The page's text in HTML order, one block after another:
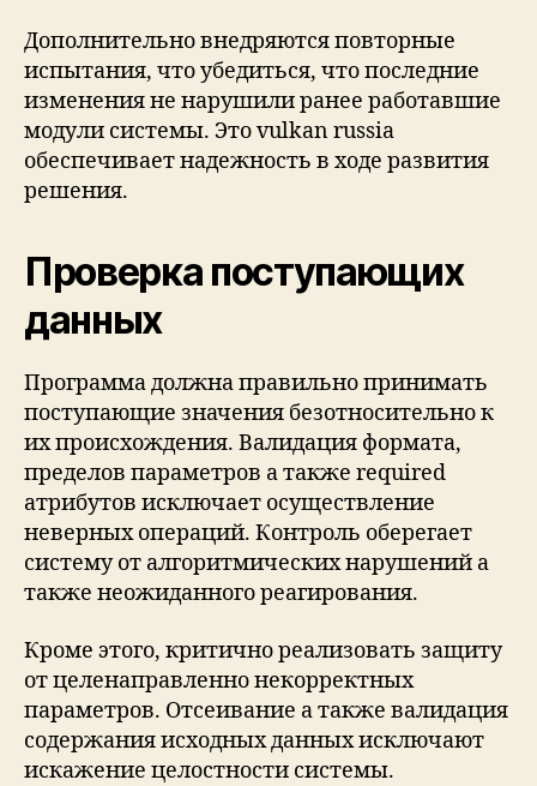
Дополнительно внедряются повторные
испытания, что убедиться, что последние
изменения не нарушили ранее работавшие
модули системы. Это vulkan russia
обеспечивает надежность в ходе развития
решения.
Проверка поступающих
данных
Программа должна правильно принимать
поступающие значения безотносительно к
их происхождения. Валидация формата,
пределов параметров а также required
атрибутов исключает осуществление
неверных операций. Контроль оберегает
систему от алгоритмических нарушений а
также неожиданного реагирования.
Кроме этого, критично реализовать защиту
от целенаправленно некорректных
параметров. Отсеивание а также валидация
содержания исходных данных исключают
искажение целостности системы.